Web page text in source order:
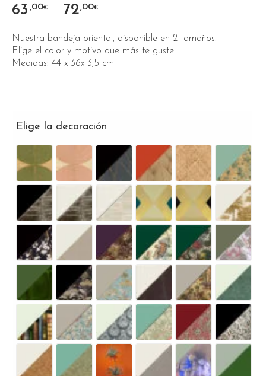
63 ,00€ – 72,00€
Nuestra bandeja oriental, disponible en 2 tamaños.
Elige el color y motivo que más te guste.
Medidas: 44 x 36x 3,5 cm
Elige la decoración